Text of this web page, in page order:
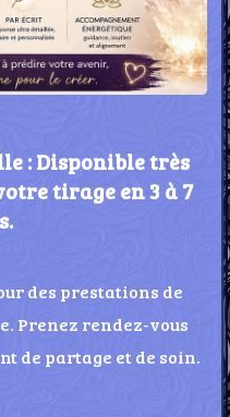
: Disponible très
tirage en 3 à 7
des prestations de
Prenez rendez-vous
de partage et de soin.